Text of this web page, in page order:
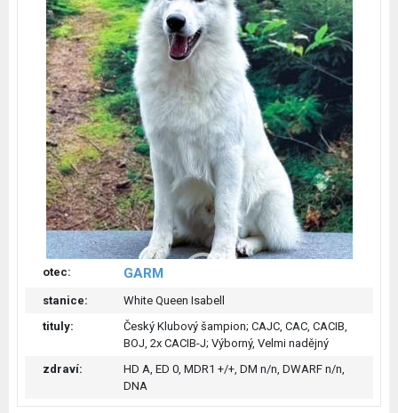
otec: GARM
stanice:
White Queen Isabell
tituly:
Český Klubový šampion; CAJC, CAC, CACIB,
BOJ, 2x CACIB-J; Výborný, Velmi nadějný
zdraví:
HD A, ED 0, MDR1 +/+, DM n/n, DWARF n/n,
DNA